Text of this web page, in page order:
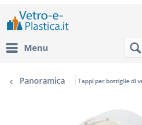
Menu
Panoramica Tappi per bottiglie di